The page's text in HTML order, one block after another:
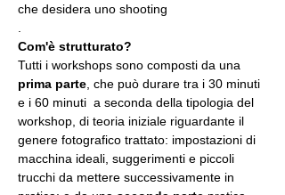
che desidera uno shooting
Com'è strutturato?
Tutti i workshops sono composti da una
prima parte , che può durare tra i 30 minuti
e i 60 minuti  a seconda della tipologia del
workshop, di teoria iniziale riguardante il
genere fotografico trattato: impostazioni di
macchina ideali, suggerimenti e piccoli
trucchi da mettere successivamente in